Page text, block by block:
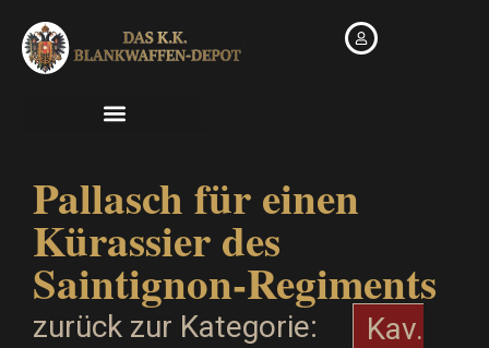
Zum
Pallasch für einen
Kürassier des
Saintignon-Regiments
zurück zur Kategorie:
Kav.